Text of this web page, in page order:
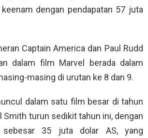
dengan pendapatan 57 juta
Captain America dan Paul Rudd
dalam film Marvel berada dalam
masing di urutan ke 8 dan 9.
dalam satu film besar di tahun
Smith turun sedikit tahun ini, dengan
sebesar 35 juta dolar AS, yang